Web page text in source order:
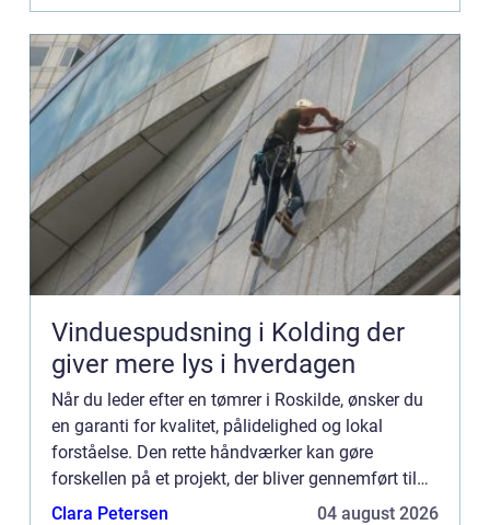
Vinduespudsning i Kolding der
giver mere lys i hverdagen
Når du leder efter en tømrer i Roskilde, ønsker du
en garanti for kvalitet, pålidelighed og lokal
forståelse. Den rette håndværker kan gøre
forskellen på et projekt, der bliver gennemført til
tiden, inden for budgettet og til din fulde
Clara Petersen 04 august 2026